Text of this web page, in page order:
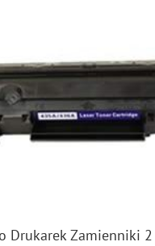
Drukarek Zamienniki 2